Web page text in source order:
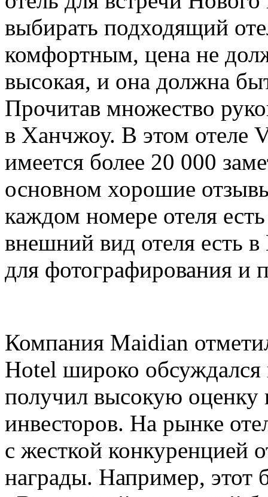
выбирать подходящий
комфортным, цена не
высокая, и она должна
Прочитав множество
в Ханчжоу. В этом отеле
имеется более 20 000
основном хорошие
каждом номере отеля
внешний вид отеля есть
для фотографирования и
Компания Maidian
Hotel широко
получил высокую оценку
инвесторов. На рынке
с жесткой конкуренцией
награды. Например, этот